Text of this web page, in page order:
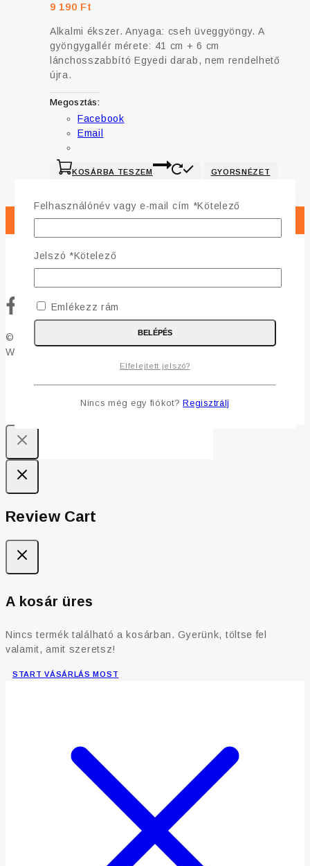
9 190 Ft
Alkalmi ékszer. Anyaga: cseh üveggyöngy. A
gyöngygallér mérete: 41 cm + 6 cm
lánchosszabbító Egyedi darab, nem rendelhető
újra.
Megosztás:
Facebook
Email
KOSÁRBA TESZEM GYORSNÉZET
© 2019 - 2026 Fülönfüggő - Csillogás a ragyogásodhoz -
WordPress Theme by
Felhasználónév vagy e-mail cím *Kötelező
Jelszó *Kötelező
Emlékezz rám
BELÉPÉS
Elfelejtett jelszó?
Nincs még egy fiókot? Regisztrálj
Review Cart
A kosár üres
Nincs termék található a kosárban. Gyerünk, töltse fel
valamit, amit szeretsz!
START VÁSÁRLÁS MOST